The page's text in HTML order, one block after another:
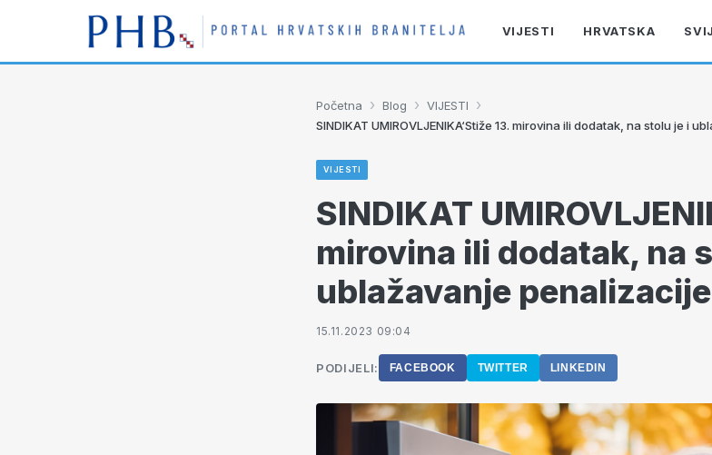
VIJESTI HRVATSKA
Početna › Blog › VIJESTI ›
SINDIKAT UMIROVLJENIKA‘Stiže 13. mirovina ili dodatak, na stolu je i
VIJESTI
SINDIKAT
mirovina ili dodatak, na
ublažavanje
15.11.2023 09:04
PODIJELI: FACEBOOK TWITTER LINKEDIN